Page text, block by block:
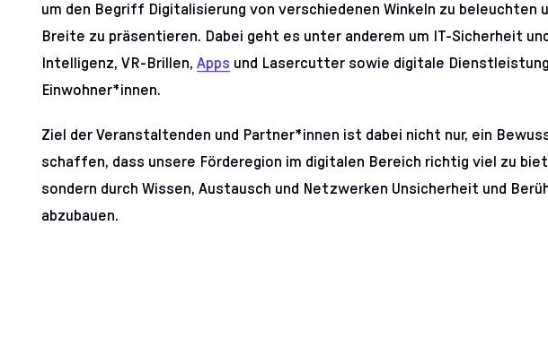
um den Begriff Digitalisierung von verschiedenen Winkeln zu beleuchten
Breite zu präsentieren. Dabei geht es unter anderem um IT-Sicherheit
Intelligenz, VR-Brillen, Apps und Lasercutter sowie digitale
Einwohner*innen.
Ziel der Veranstaltenden und Partner*innen ist dabei nicht nur, ein
schaffen, dass unsere Förderegion im digitalen Bereich richtig viel zu
sondern durch Wissen, Austausch und Netzwerken Unsicherheit und
abzubauen.